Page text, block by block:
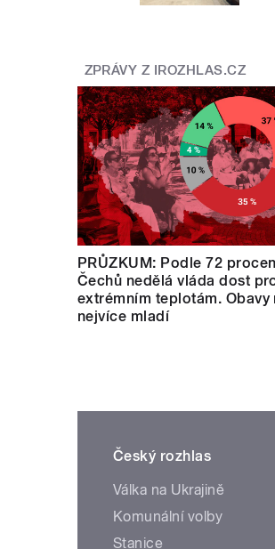
ZPRÁVY Z IROZHLAS.CZ
PRŮZKUM: Podle 72
Čechů nedělá vláda dost
extrémním teplotám. Obavy
nejvíce mladí
Český rozhlas
Válka na Ukrajině
Komunální volby
Stanice